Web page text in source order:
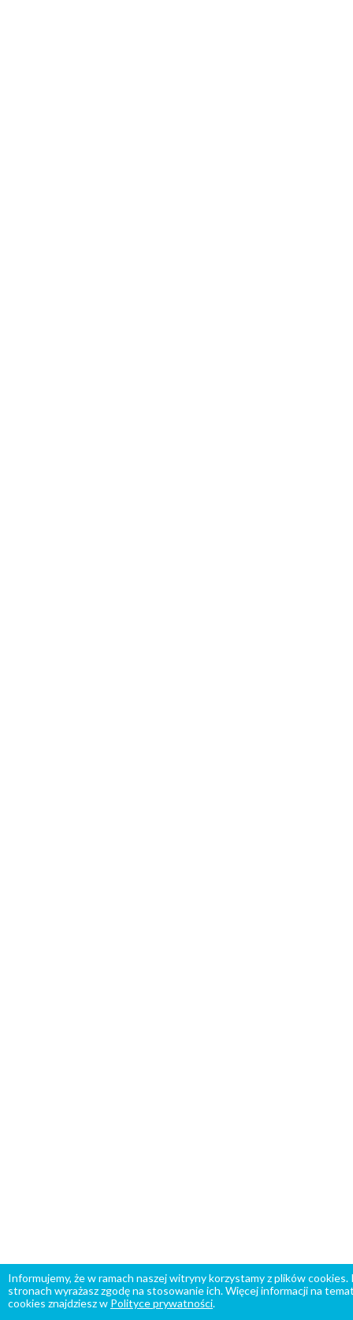
Informujemy, że w ramach naszej witryny korzystamy z plików cookies.
stronach wyrażasz zgodę na stosowanie ich. Więcej informacji na
cookies znajdziesz w Polityce prywatności.